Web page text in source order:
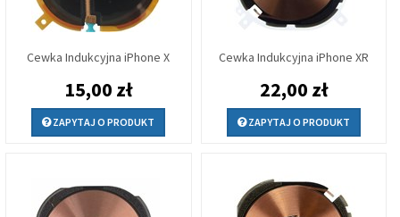
Cewka Indukcyjna iPhone X
15,00 zł
ZAPYTAJ O PRODUKT
Cewka Indukcyjna iPhone XR
22,00 zł
ZAPYTAJ O PRODUKT